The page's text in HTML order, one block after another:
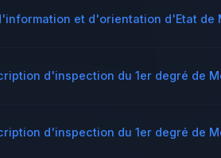
et d'orientation d'Etat de
d'inspection du 1er degré de
d'inspection du 1er degré de